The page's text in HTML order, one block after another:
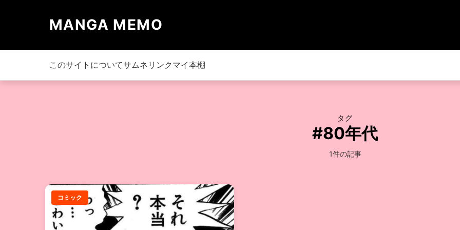
MANGA MEMO
このサイトについてサムネリンク マイ本棚
タグ
#80年代
1件の記事
コミック